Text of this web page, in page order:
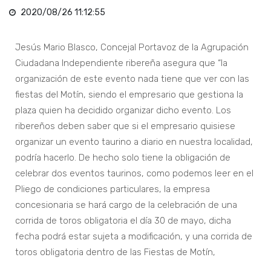
2020/08/26 11:12:55
Jesús Mario Blasco, Concejal Portavoz de la Agrupación
Ciudadana Independiente ribereña asegura que “la
organización de este evento nada tiene que ver con las
fiestas del Motín, siendo el empresario que gestiona la
plaza quien ha decidido organizar dicho evento. Los
ribereños deben saber que si el empresario quisiese
organizar un evento taurino a diario en nuestra localidad,
podría hacerlo. De hecho solo tiene la obligación de
celebrar dos eventos taurinos, como podemos leer en el
Pliego de condiciones particulares, la empresa
concesionaria se hará cargo de la celebración de una
corrida de toros obligatoria el día 30 de mayo, dicha
fecha podrá estar sujeta a modificación, y una corrida de
toros obligatoria dentro de las Fiestas de Motín,